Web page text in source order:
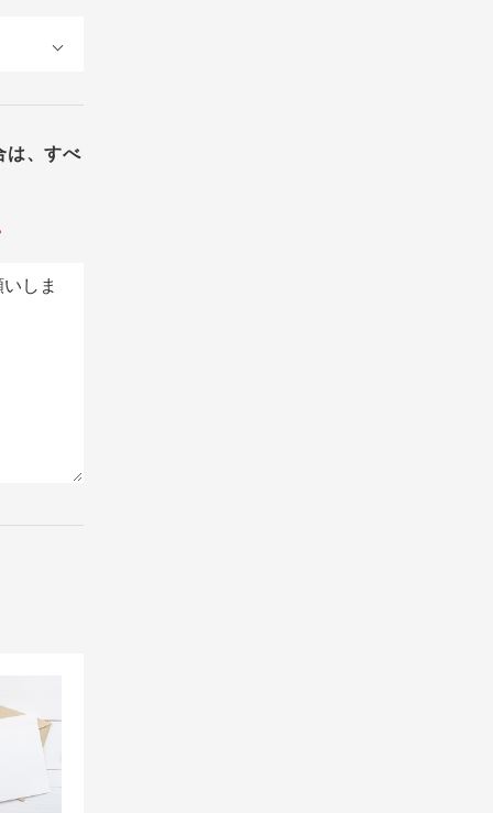
は、すべ